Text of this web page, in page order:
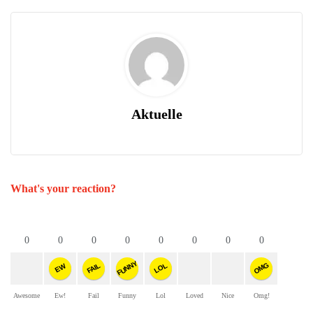
Aktuelle
What's your reaction?
0
Awesome
0
EW
Ew!
0
FAIL
Fail
0
FUNNY
Funny
0
LOL
Lol
0
Loved
0
Nice
0
OMG
Omg!